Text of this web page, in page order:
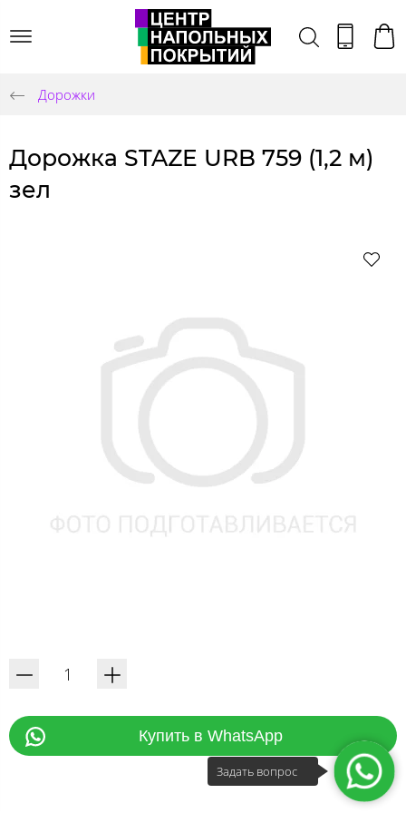
Дорожки
Дорожка STAZE URB 759 (1,2 м)
зел
Купить в WhatsApp
Задать вопрос